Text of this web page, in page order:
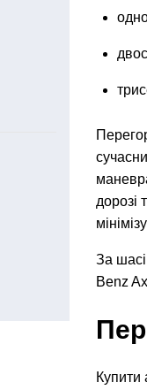
дорозі
За
Benz
Купити